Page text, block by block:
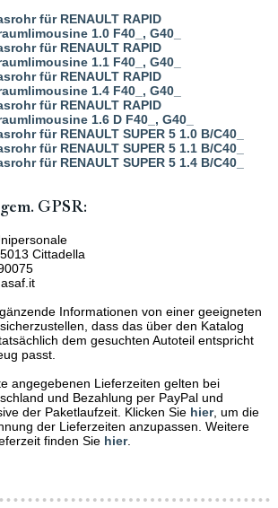
für RENAULT RAPID
1.0 F40_, G40_
für RENAULT RAPID
1.1 F40_, G40_
für RENAULT RAPID
1.4 F40_, G40_
für RENAULT RAPID
1.6 D F40_, G40_
für RENAULT SUPER 5 1.0 B/C40_
für RENAULT SUPER 5 1.1 B/C40_
für RENAULT SUPER 5 1.4 B/C40_
GPSR:
Cittadella
Informationen von einer geeigneten
dass das über den Katalog
dem gesuchten Autoteil entspricht
passt.
angegebenen Lieferzeiten gelten bei
und Bezahlung per PayPal und
der Paketlaufzeit. Klicken Sie hier, um die
der Lieferzeiten anzupassen. Weitere
finden Sie hier.